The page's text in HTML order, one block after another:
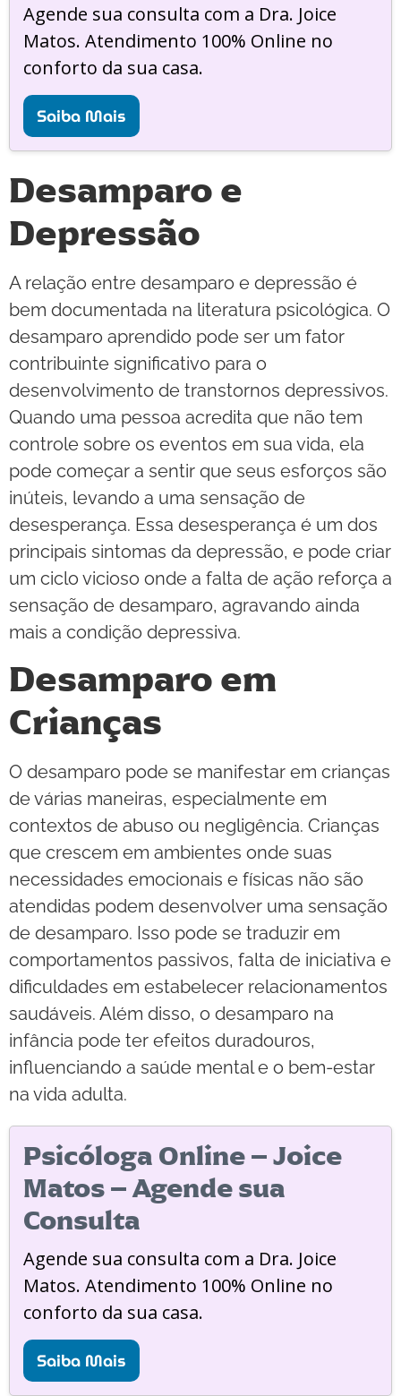
Agende sua consulta com a Dra. Joice
Matos. Atendimento 100% Online no
conforto da sua casa.
Saiba Mais
Desamparo e
Depressão
A relação entre desamparo e depressão é
bem documentada na literatura psicológica. O
desamparo aprendido pode ser um fator
contribuinte significativo para o
desenvolvimento de transtornos depressivos.
Quando uma pessoa acredita que não tem
controle sobre os eventos em sua vida, ela
pode começar a sentir que seus esforços são
inúteis, levando a uma sensação de
desesperança. Essa desesperança é um dos
principais sintomas da depressão, e pode criar
um ciclo vicioso onde a falta de ação reforça a
sensação de desamparo, agravando ainda
mais a condição depressiva.
Desamparo em
Crianças
O desamparo pode se manifestar em crianças
de várias maneiras, especialmente em
contextos de abuso ou negligência. Crianças
que crescem em ambientes onde suas
necessidades emocionais e físicas não são
atendidas podem desenvolver uma sensação
de desamparo. Isso pode se traduzir em
comportamentos passivos, falta de iniciativa e
dificuldades em estabelecer relacionamentos
saudáveis. Além disso, o desamparo na
infância pode ter efeitos duradouros,
influenciando a saúde mental e o bem-estar
na vida adulta.
Psicóloga Online – Joice
Matos – Agende sua
Consulta
Agende sua consulta com a Dra. Joice
Matos. Atendimento 100% Online no
conforto da sua casa.
Saiba Mais